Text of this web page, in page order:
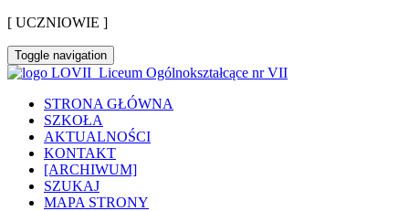
[ UCZNIOWIE ]
Toggle navigation
Liceum Ogólnokształcące nr VII
STRONA GŁÓWNA
SZKOŁA
AKTUALNOŚCI
KONTAKT
[ARCHIWUM]
SZUKAJ
MAPA STRONY